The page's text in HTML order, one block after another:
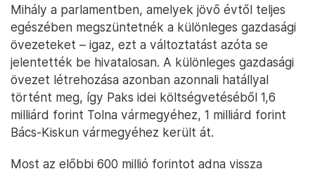
Mihály a parlamentben, amelyek jövő évtől teljes
egészében megszüntetnék a különleges gazdasági
övezeteket – igaz, ezt a változtatást azóta se
jelentették be hivatalosan. A különleges gazdasági
övezet létrehozása azonban azonnali hatállyal
történt meg, így Paks idei költségvetéséből 1,6
milliárd forint Tolna vármegyéhez, 1 milliárd forint
Bács-Kiskun vármegyéhez került át.
Most az előbbi 600 millió forintot adna vissza